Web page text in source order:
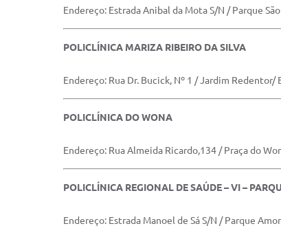
Endereço: Estrada Anibal da Mota S/N / Parque
POLICLÍNICA MARIZA RIBEIRO DA SILVA
Endereço: Rua Dr. Bucick, Nº 1 / Jardim Redentor/
POLICLÍNICA DO WONA
Endereço: Rua Almeida Ricardo,134 / Praça do
POLICLÍNICA REGIONAL DE SAÚDE – VI –
Endereço: Estrada Manoel de Sá S/N / Parque